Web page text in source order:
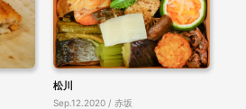
松川
Sep.12.2020 / 赤坂